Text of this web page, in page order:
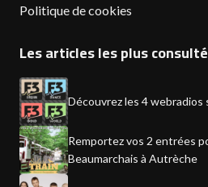
Politique de cookies
Les articles les plus
Découvrez les 4 webradios
Remportez vos 2 entrées
Beaumarchais à Autrèche